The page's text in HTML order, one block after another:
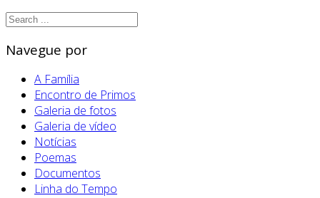
Navegue por
A Família
Encontro de Primos
Galeria de fotos
Galeria de vídeo
Notícias
Poemas
Documentos
Linha do Tempo